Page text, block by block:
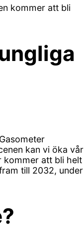
kommer att bli
kan vi öka vår
kommer att bli helt
till 2032, under